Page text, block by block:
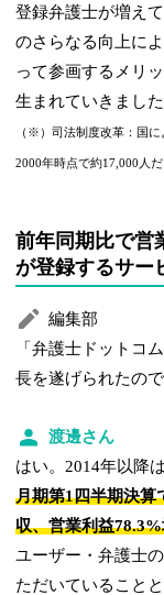
登録弁護士が増え
のさらなる向上に
って参画するメリ
生まれていきました
（※）司法制度改革：国
2000年時点で約17,000人
前年同期比で営
が登録するサー
編集部
「弁護士ドットコ
長を遂げられたので
渡邊さん
はい。2014年以降
月期第1四半期決算
収、営業利益
ユーザー・弁護士
ただいていること